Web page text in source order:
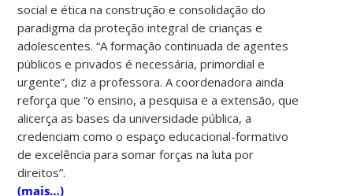
social e ética na construção e consolidação do
paradigma da proteção integral de crianças e
adolescentes. “A formação continuada de agentes
públicos e privados é necessária, primordial e
urgente”, diz a professora. A coordenadora ainda
reforça que “o ensino, a pesquisa e a extensão, que
alicerça as bases da universidade pública, a
credenciam como o espaço educacional-formativo
de excelência para somar forças na luta por
direitos”.
(mais…)